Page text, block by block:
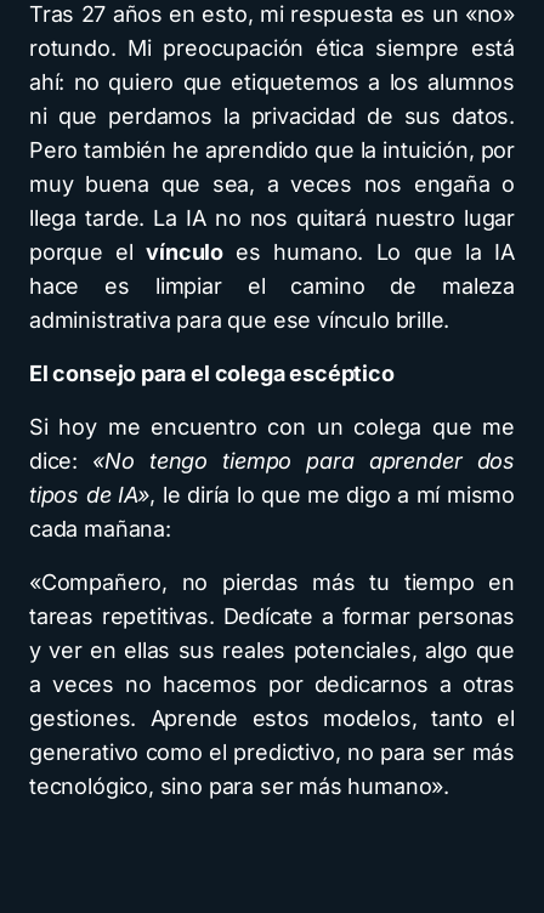
Tras 27 años en esto, mi respuesta es un «no»
rotundo. Mi preocupación ética siempre está
ahí: no quiero que etiquetemos a los alumnos
ni que perdamos la privacidad de sus datos.
Pero también he aprendido que la intuición, por
muy buena que sea, a veces nos engaña o
llega tarde. La IA no nos quitará nuestro lugar
porque elvínculo es humano. Lo que la IA
hace es limpiar el camino de maleza
administrativa para que ese vínculo brille.
El consejo para el colega escéptico
Si hoy me encuentro con un colega que me
dice: «No tengo tiempo para aprender dos
tipos de IA», le diría lo que me digo a mí mismo
cada mañana:
«Compañero, no pierdas más tu tiempo en
tareas repetitivas. Dedícate a formar personas
y ver en ellas sus reales potenciales, algo que
a veces no hacemos por dedicarnos a otras
gestiones. Aprende estos modelos, tanto el
generativo como el predictivo, no para ser más
tecnológico, sino para ser más humano».